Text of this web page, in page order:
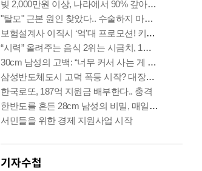
기자수첩